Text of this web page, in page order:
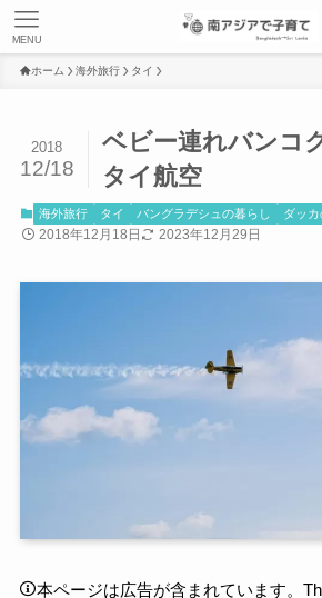
MENU
ホーム 海外旅行 タイ
ベビー連れバンコ
タイ航空
2018
12/18
海外旅行 タイ バングラデシュの暮らし ダッ
2018年12月18日 2023年12月29日
本ページは広告が含まれています。